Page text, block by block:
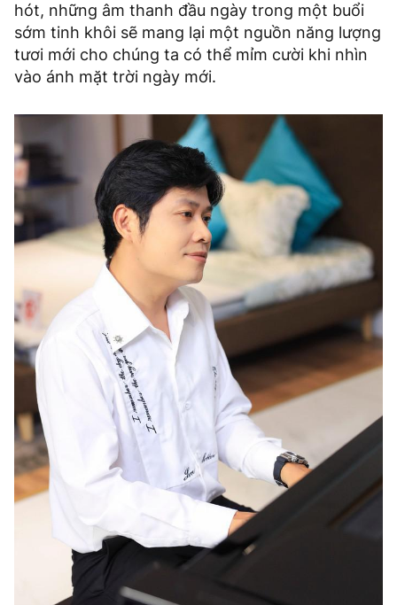
hót, những âm thanh đầu ngày trong một buổi
sớm tinh khôi sẽ mang lại một nguồn năng lượng
tươi mới cho chúng ta có thể mỉm cười khi nhìn
vào ánh mặt trời ngày mới.